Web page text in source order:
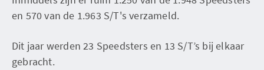
en 570 van de 1.963 S/T's verzameld.
Dit jaar werden 23 Speedsters en 13 S/T’s bij elkaar
gebracht.